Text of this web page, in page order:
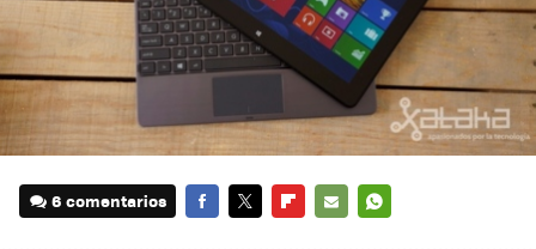
6 comentarios